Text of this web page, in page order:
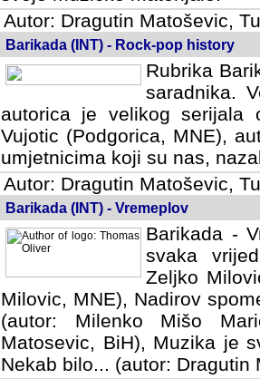
Autor: Dragutin Matoševic,
Barikada (INT) - Rock-pop history
Rubrika
saradnika.
autorica je velikog serijala
Vujotic (Podgorica, MNE),
umjetnicima koji su nas,
Autor: Dragutin Matoševic,
Barikada (INT) - Vremeplov
Barikada -
svaka
Milovic,
MNE), Nadirov spomenar
Milenko Mišo Maric, UK),
Muzika je svirala (autor:
(autor: Dragutin Matosevic,